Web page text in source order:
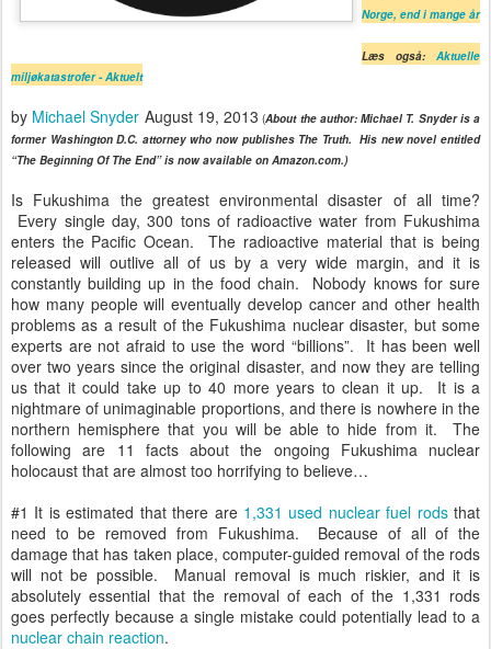
Norge, end i mange år
Læs også: Aktuelle
miljøkatastrofer - Aktuelt
by Michael Snyder August 19, 2013 (About the author: Michael T. Snyder is a
former Washington D.C. attorney who now publishes The Truth. His new novel entitled
“The Beginning Of The End” is now available on Amazon.com.)
Is Fukushima the greatest environmental disaster of all time?
Every single day, 300 tons of radioactive water from Fukushima
enters the Pacific Ocean. The radioactive material that is being
released will outlive all of us by a very wide margin, and it is
constantly building up in the food chain. Nobody knows for sure
how many people will eventually develop cancer and other health
problems as a result of the Fukushima nuclear disaster, but some
experts are not afraid to use the word “billions”. It has been well
over two years since the original disaster, and now they are telling
us that it could take up to 40 more years to clean it up. It is a
nightmare of unimaginable proportions, and there is nowhere in the
northern hemisphere that you will be able to hide from it. The
following are 11 facts about the ongoing Fukushima nuclear
holocaust that are almost too horrifying to believe…
#1 It is estimated that there are 1,331 used nuclear fuel rodsthat
need to be removed from Fukushima. Because of all of the
damage that has taken place, computer-guided removal of the rods
will not be possible. Manual removal is much riskier, and it is
absolutely essential that the removal of each of the 1,331 rods
goes perfectly because a single mistake could potentially lead to a
nuclear chain reaction.